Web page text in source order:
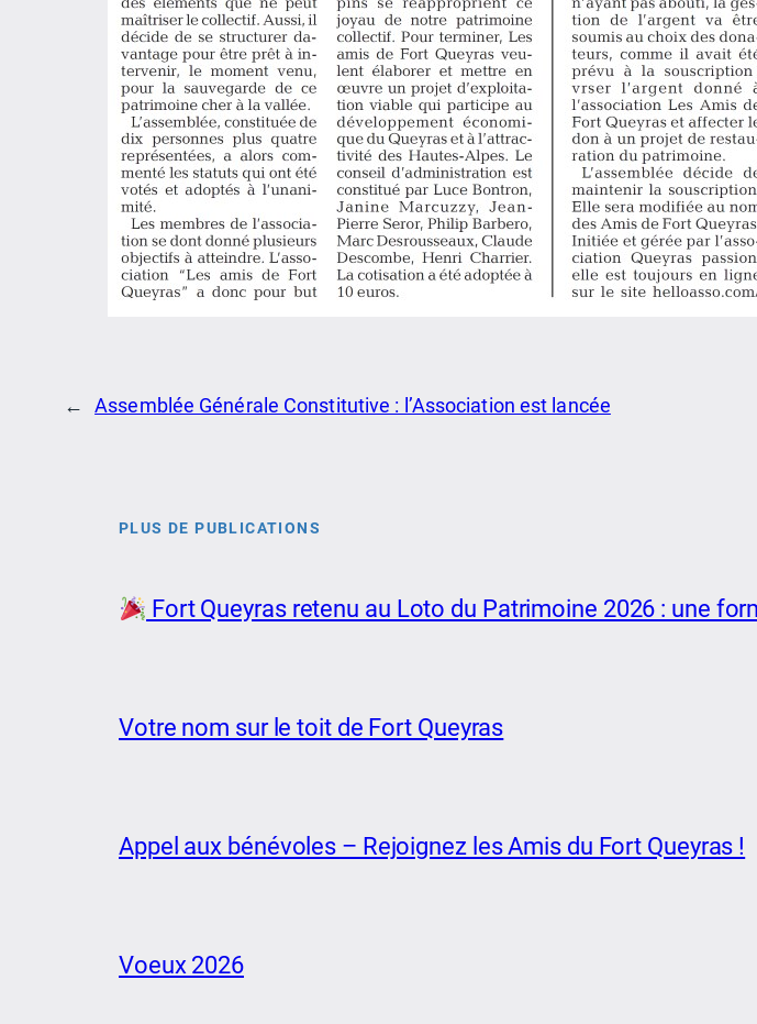
← Assemblée Générale Constitutive : l’Association est lancée
PLUS DE PUBLICATIONS
Fort Queyras retenu au Loto du Patrimoine 2026 : une
Votre nom sur le toit de Fort Queyras
Appel aux bénévoles – Rejoignez les Amis du Fort Queyras !
Voeux 2026